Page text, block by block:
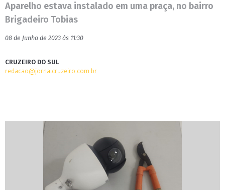
Aparelho estava instalado em uma praça, no bairro
Brigadeiro Tobias
08 de Junho de 2023 às 11:30
CRUZEIRO DO SUL
redacao@jornalcruzeiro.com.br